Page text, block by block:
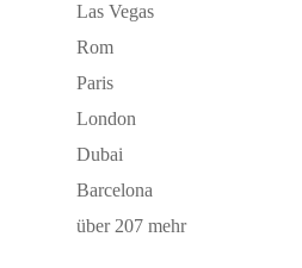
Las Vegas
Rom
Paris
London
Dubai
Barcelona
über 207 mehr